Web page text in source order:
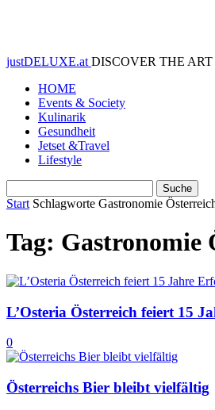
justDELUXE.at DISCOVER THE
HOME
Events & Society
Kulinarik
Gesundheit
Jetset &Travel
Lifestyle
Start Schlagworte Gastronomie
Tag: Gastronomie
L’Osteria Österreich feiert 15
0
Österreichs Bier bleibt vielfältig